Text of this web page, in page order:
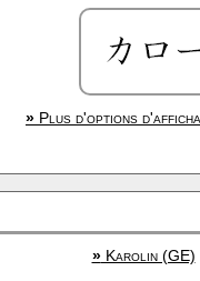
» Plus d'options
»Karolin (GE)